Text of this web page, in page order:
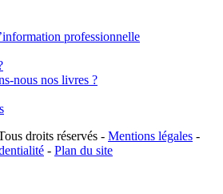
professionnelle
nous nos livres ?
droits réservés - Mentions légales -
- Plan du site